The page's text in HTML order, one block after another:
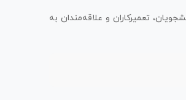
تعمیرکاران و علاقه‌مندان به